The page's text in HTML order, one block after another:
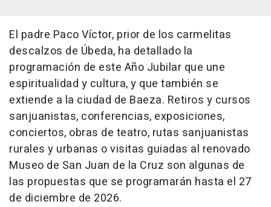
El padre Paco Víctor, prior de los carmelitas
descalzos de Úbeda, ha detallado la
programación de este Año Jubilar que une
espiritualidad y cultura, y que también se
extiende a la ciudad de Baeza. Retiros y cursos
sanjuanistas, conferencias, exposiciones,
conciertos, obras de teatro, rutas sanjuanistas
rurales y urbanas o visitas guiadas al renovado
Museo de San Juan de la Cruz son algunas de
las propuestas que se programarán hasta el 27
de diciembre de 2026.